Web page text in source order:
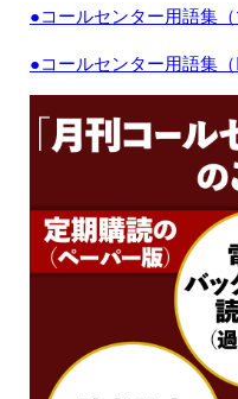
●コールセンター用語集（
●コールセンター用語集（